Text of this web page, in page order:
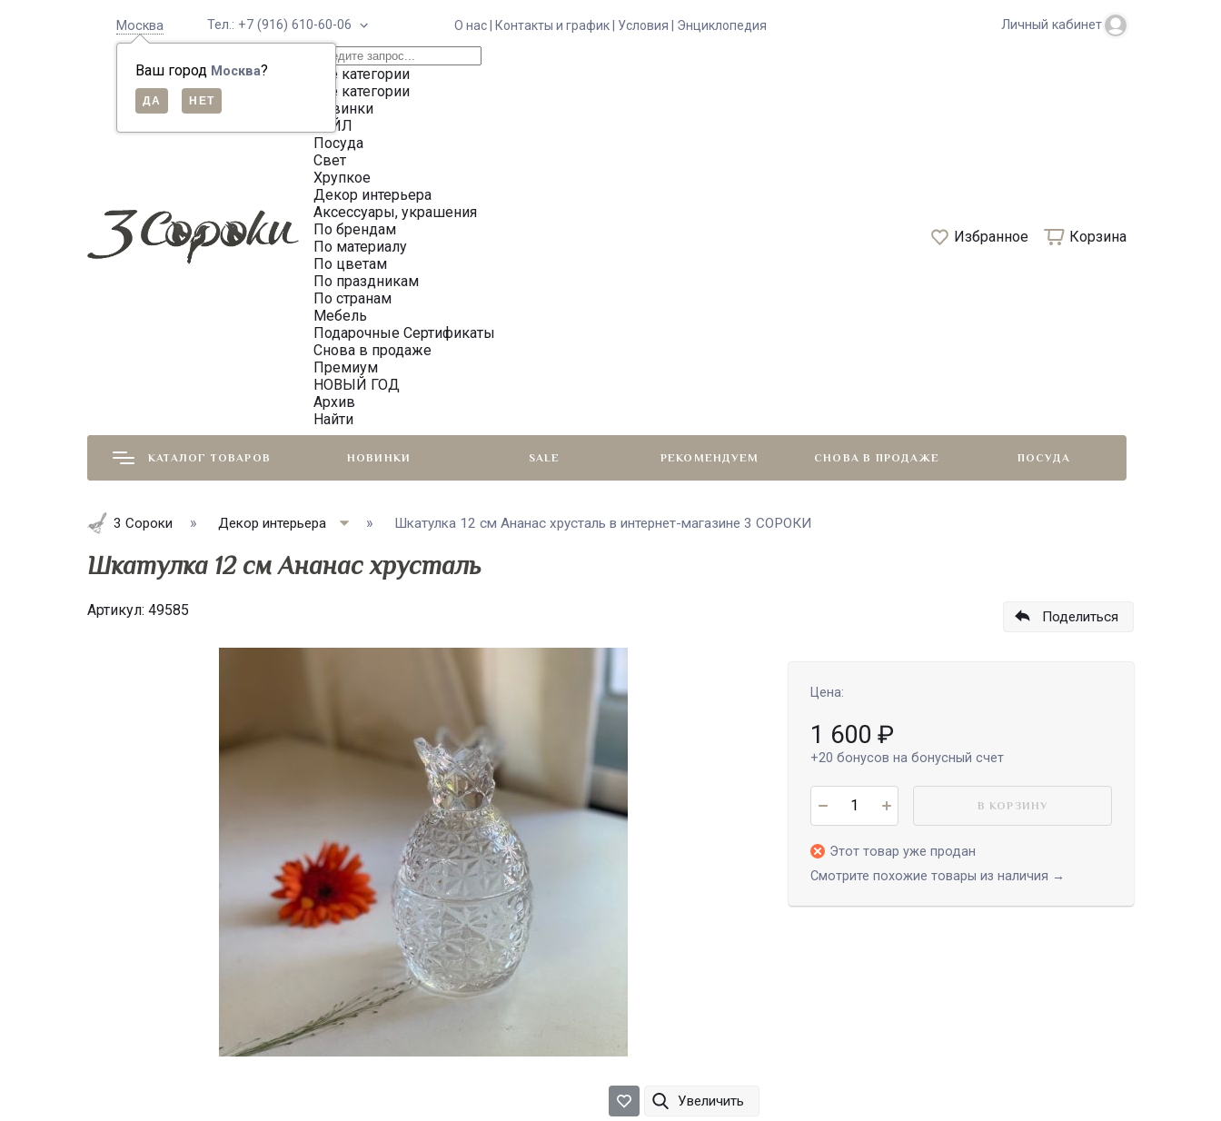
Москва
Ваш город Москва?
Тел.: +7 (916) 610-60-06 О нас | Контакты и график | Условия | Энциклопедия Личный кабинет
Все категории
Все категории
Новинки
СЕЙЛ
Посуда
Свет
Хрупкое
Декор интерьера
Аксессуары, украшения
По брендам
По материалу
По цветам
По праздникам
По странам
Мебель
Подарочные Сертификаты
Снова в продаже
Премиум
НОВЫЙ ГОД
Архив
Найти
Избранное Корзина
КАТАЛОГ ТОВАРОВ НОВИНКИ SALE РЕКОМЕНДУЕМ СНОВА В ПРОДАЖЕ ПОСУДА
3 Сороки Декор интерьера Шкатулка 12 см Ананас хрусталь в интернет-магазине 3 СОРОКИ
Шкатулка 12 см Ананас хрусталь
Артикул: 49585
Увеличить
Поделиться
Цена:
1 600 ₽
+20 бонусов на бонусный счет
В КОРЗИНУ
Этот товар уже продан
Смотрите похожие товары из наличия →